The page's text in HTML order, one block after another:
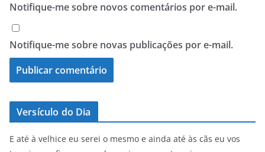
Notifique-me sobre novos comentários por e-mail.
Notifique-me sobre novas publicações por e-mail.
Versículo do Dia
E até à velhice eu serei o mesmo e ainda até às cãs eu vos